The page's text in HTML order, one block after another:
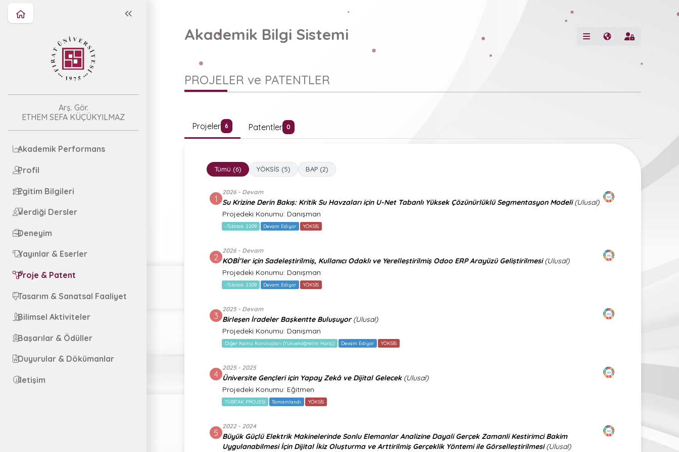
Arş. Gör.
ETHEM SEFA KÜÇÜKYILMAZ
Akademik Performans
Profil
Egitim Bilgileri
Verdiği Dersler
Deneyim
Yayınlar & Eserler
Proje & Patent
Tasarım & Sanatsal Faaliyet
Bilimsel Aktiviteler
Başarılar & Ödüller
Duyurular & Dökümanlar
İletişim
Akademik Bilgi Sistemi
PROJELER ve PATENTLER
Projeler 6 Patentler 0
Tümü (6) YÖKSİS (5) BAP (2)
1
2026 - Devam
Su Krizine Derin Bakış: Kritik Su Havzaları için U-Net Tabanlı Yüksek Çözünürlüklü Segmentasyon Modeli (Ulusal)
Projedeki Konumu: Danışman
-Tübitak 2209 Devam Ediyor YÖKSİS
2
2026 - Devam
KOBİ’ler için Sadeleştirilmiş, Kullanıcı Odaklı ve Yerelleştirilmiş Odoo ERP Arayüzü Geliştirilmesi (Ulusal)
Projedeki Konumu: Danışman
-Tübitak 2209 Devam Ediyor YÖKSİS
3
2025 - Devam
Birleşen İradeler Başkentte Buluşuyor (Ulusal)
Projedeki Konumu: Danışman
Diğer Kamu Kuruluşları (Yükseköğretim Hariç) Devam Ediyor YÖKSİS
4
2025 - 2025
Üniversite Gençleri için Yapay Zekâ ve Dijital Gelecek (Ulusal)
Projedeki Konumu: Eğitmen
TÜBİTAK PROJESİ Tamamlandı YÖKSİS
5
2022 - 2024
Büyük Güçlü Elektrik Makinelerinde Sonlu Elemanlar Analizine Dayali Gerçek Zamanli Kestirimci Bakim
Uygulanabilmesi İçin Dijital İkiz Oluşturma ve Arttirilmiş Gerçeklik Yöntemi ile Görselleştirilmesi (Ulusal)